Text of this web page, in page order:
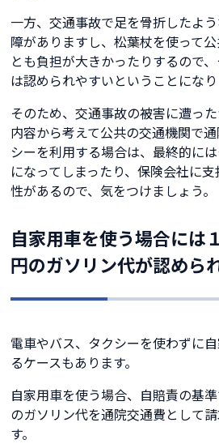
一方、交通事故で足を骨折したよ
障がありますし、松葉杖を使って
とも負担が大きかったりするので
は認められやすいということになり
そのため、交通事故の被害に遭っ
内容から考えて公共の交通機関で
シーを利用する場合は、最終的に
になってしまったり、保険会社に
性があるので、気をつけましょう。
自家用車を使う場合には
円のガソリン代が認めら
電車やバス、タクシーを使わずに
るケースもあります。
自家用車を使う場合、自賠責の基
のガソリン代を通院交通費として
す。